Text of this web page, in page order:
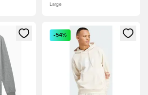
Large
alebo registráciu ako člen
Otvorí modál na prihlásenie
-54%